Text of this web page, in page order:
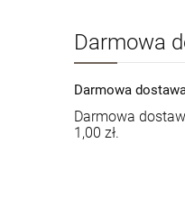
Darmowa
Darmowa
Darmowa
1,00 zł.